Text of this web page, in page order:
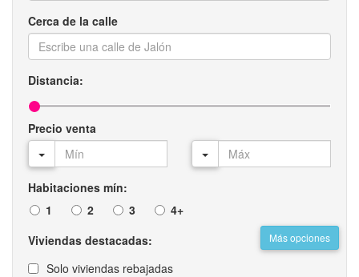
Cerca de la calle
Distancia:
Precio venta
Habitaciones mín:
1
2 3 4+
Más opciones
Viviendas destacadas:
Solo viviendas rebajadas